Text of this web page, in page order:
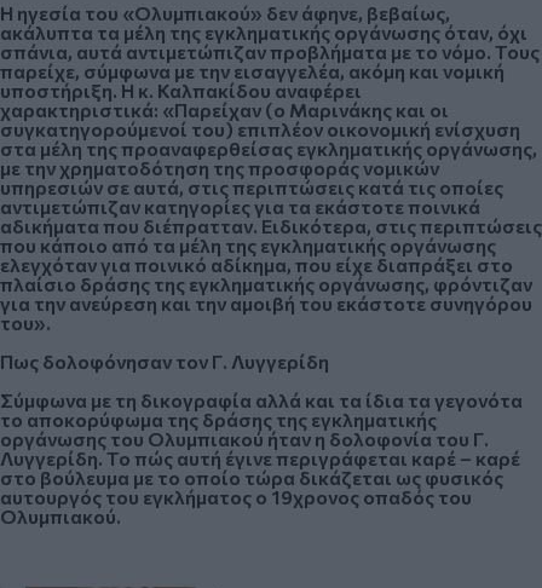
Η ηγεσία του «Ολυμπιακού» δεν άφηνε, βεβαίως,
ακάλυπτα τα μέλη της εγκληματικής οργάνωσης όταν, όχι
σπάνια, αυτά αντιμετώπιζαν προβλήματα με το νόμο. Τους
παρείχε, σύμφωνα με την εισαγγελέα, ακόμη και νομική
υποστήριξη. Η κ. Καλπακίδου αναφέρει
χαρακτηριστικά: «Παρείχαν (ο Μαρινάκης και οι
συγκατηγορούμενοί του) επιπλέον οικονομική ενίσχυση
στα μέλη της προαναφερθείσας εγκληματικής οργάνωσης,
με την χρηματοδότηση της προσφοράς νομικών
υπηρεσιών σε αυτά, στις περιπτώσεις κατά τις οποίες
αντιμετώπιζαν κατηγορίες για τα εκάστοτε ποινικά
αδικήματα που διέπρατταν. Ειδικότερα, στις περιπτώσεις
που κάποιο από τα μέλη της εγκληματικής οργάνωσης
ελεγχόταν για ποινικό αδίκημα, που είχε διαπράξει στο
πλαίσιο δράσης της εγκληματικής οργάνωσης, φρόντιζαν
για την ανεύρεση και την αμοιβή του εκάστοτε συνηγόρου
του».
Πως δολοφόνησαν τον Γ. Λυγγερίδη
Σύμφωνα με τη δικογραφία αλλά και τα ίδια τα γεγονότα
το αποκορύφωμα της δράσης της εγκληματικής
οργάνωσης του Ολυμπιακού ήταν η δολοφονία του Γ.
Λυγγερίδη. Το πώς αυτή έγινε περιγράφεται καρέ – καρέ
στο βούλευμα με το οποίο τώρα δικάζεται ως φυσικός
αυτουργός του εγκλήματος ο 19χρονος οπαδός του
Ολυμπιακού.